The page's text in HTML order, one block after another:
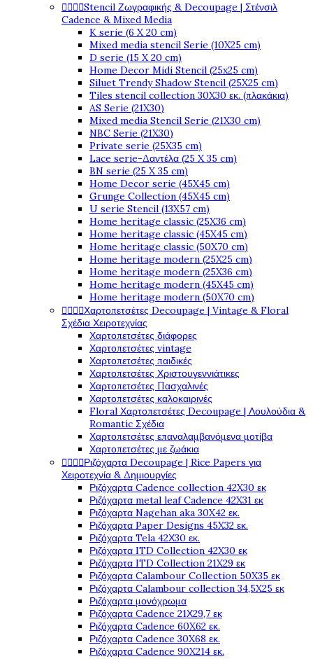
Stencil Ζωγραφικής & Decoupage | Στένσιλ
Cadence & Mixed Media
K serie (6 X 20 cm)
Mixed media stencil Serie (10X25 cm)
D serie (15 X 20 cm)
Home Decor Midi Stencil (25x25 cm)
Siluet Trendy Shadow Stencil (25X25 cm)
Tiles stencil collection 30X30 εκ. (πλακάκια)
AS Serie (21X30)
Mixed media Stencil Serie (21X30 cm)
NBC Serie (21X30)
Private serie (25X35 cm)
Lace serie-Δαντέλα (25 X 35 cm)
BN serie (25 X 35 cm)
Home Decor serie (45X45 cm)
Grunge Collection (45X45 cm)
U serie Stencil (13X57 cm)
Home heritage classic (25X36 cm)
Home heritage classic (45X45 cm)
Home heritage classic (50X70 cm)
Home heritage modern (25X25 cm)
Home heritage modern (25X36 cm)
Home heritage modern (45X45 cm)
Home heritage modern (50X70 cm)
Χαρτοπετσέτες Decoupage | Vintage & Floral
Σχέδια Χειροτεχνίας
Χαρτοπετσέτες διάφορες
Χαρτοπετσέτες vintage
Χαρτοπετσέτες παιδικές
Χαρτοπετσέτες Χριστουγεννιάτικες
Χαρτοπετσέτες Πασχαλινές
Χαρτοπετσέτες καλοκαιρινές
Floral Χαρτοπετσέτες Decoupage | Λουλούδια &
Romantic Σχέδια
Χαρτοπετσέτες επαναλαμβανόμενα μοτίβα
Χαρτοπετσέτες με ζωάκια
Ριζόχαρτα Decoupage | Rice Papers για
Χειροτεχνία & Δημιουργίες
Ριζόχαρτα Cadence collection 42X30 εκ
Ριζόχαρτα metal leaf Cadence 42X31 εκ
Ριζόχαρτα Nagehan aka 30X42 εκ.
Ριζόχαρτα Paper Designs 45X32 εκ.
Ριζόχαρτα Tela 42Χ30 εκ.
Ριζόχαρτα ITD Collection 42X30 εκ
Ριζόχαρτα ITD Collection 21X29 εκ
Ριζόχαρτα Calambour Collection 50X35 εκ
Ριζόχαρτα Calambour collection 34,5X25 εκ
Ριζόχαρτα μονόχρωμα
Ριζόχαρτα Cadence 21Χ29,7 εκ
Ριζόχαρτα Cadence 60X62 εκ.
Ριζόχαρτα Cadence 30X68 εκ.
Ριζόχαρτα Cadence 90X214 εκ.